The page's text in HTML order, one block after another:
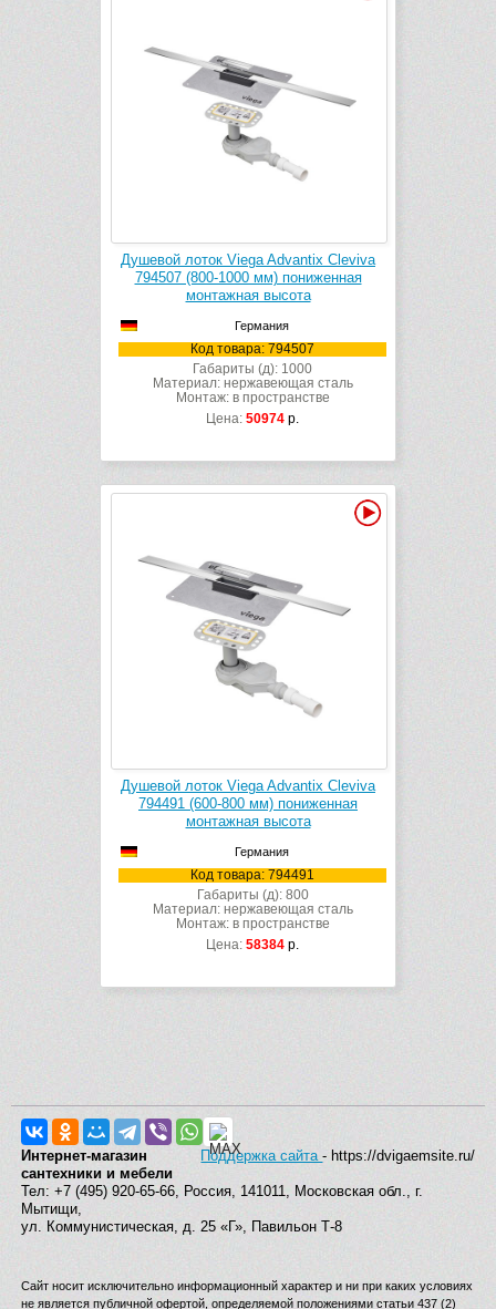
Душевой лоток Viega Advantix Cleviva
794507 (800-1000 мм) пониженная
монтажная высота
Германия
Код товара: 794507
Габариты (д): 1000
Материал: нержавеющая сталь
Монтаж: в пространстве
Цена: 50974 р.
Душевой лоток Viega Advantix Cleviva
794491 (600-800 мм) пониженная
монтажная высота
Германия
Код товара: 794491
Габариты (д): 800
Материал: нержавеющая сталь
Монтаж: в пространстве
Цена: 58384 р.
Поддержка сайта- https://dvigaemsite.ru/
Интернет-магазин
сантехники и мебели
Тел: +7 (495) 920-65-66, Россия, 141011, Московская обл., г.
Мытищи,
ул. Коммунистическая, д. 25 «Г», Павильон Т-8
Сайт носит исключительно информационный характер и ни при каких условиях
не является публичной офертой, определяемой положениями статьи 437 (2)